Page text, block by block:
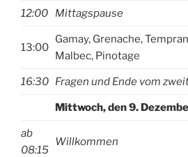
12:00 Mittagspause
13:00
Gamay, Grenache,
Malbec, Pinotage
16:30 Fragen und Ende vom
Mittwoch, den 9.
ab
08:15
Willkommen